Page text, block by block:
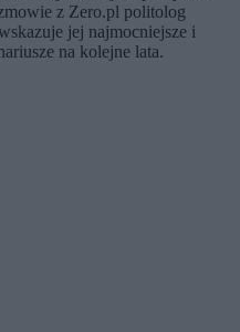
z Zero.pl politolog
jej najmocniejsze i
na kolejne lata.